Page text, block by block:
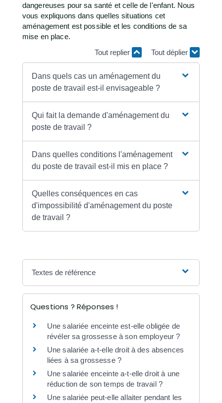
dangereuses pour sa santé et celle de l'enfant. Nous
vous expliquons dans quelles situations cet
aménagement est possible et les conditions de sa
mise en place.
Tout replier
Tout déplier
Dans quels cas un aménagement du
poste de travail est-il envisageable ?
Qui fait la demande d'aménagement du
poste de travail ?
Dans quelles conditions l'aménagement
du poste de travail est-il mis en place ?
Quelles conséquences en cas
d'impossibilité d'aménagement du poste
de travail ?
Textes de référence
Questions ? Réponses !
Une salariée enceinte est-elle obligée de
révéler sa grossesse à son employeur ?
Une salariée a-t-elle droit à des absences
liées à sa grossesse ?
Une salariée enceinte a-t-elle droit à une
réduction de son temps de travail ?
Une salariée peut-elle allaiter pendant les